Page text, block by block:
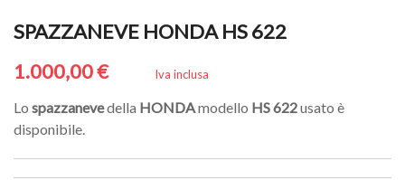
SPAZZANEVE HONDA HS 622
1.000,00 €
Iva inclusa
Lo spazzanevedella HONDAmodello HS 622usato è
disponibile.